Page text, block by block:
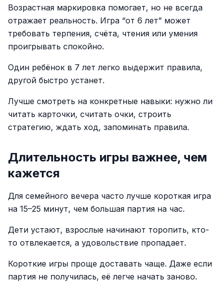
Возрастная маркировка помогает, но не всегда
отражает реальность. Игра “от 6 лет” может
требовать терпения, счёта, чтения или умения
проигрывать спокойно.
Один ребёнок в 7 лет легко выдержит правила,
другой быстро устанет.
Лучше смотреть на конкретные навыки: нужно ли
читать карточки, считать очки, строить
стратегию, ждать ход, запоминать правила.
Длительность игры важнее, чем
кажется
Для семейного вечера часто лучше короткая игра
на 15–25 минут, чем большая партия на час.
Дети устают, взрослые начинают торопить, кто-
то отвлекается, а удовольствие пропадает.
Короткие игры проще доставать чаще. Даже если
партия не получилась, её легче начать заново.